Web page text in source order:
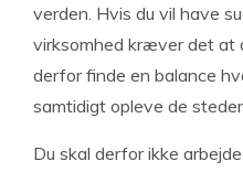
verden. Hvis du vil have
virksomhed kræver det at
derfor finde en balance
samtidigt opleve de
Du skal derfor ikke